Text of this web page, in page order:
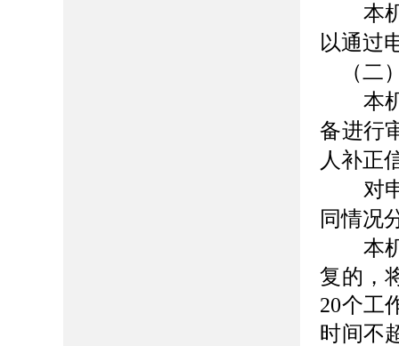
本机
以通过
（二
本机
备进行
人补正
对申
同情况
本机
复的，
20个工
时间不